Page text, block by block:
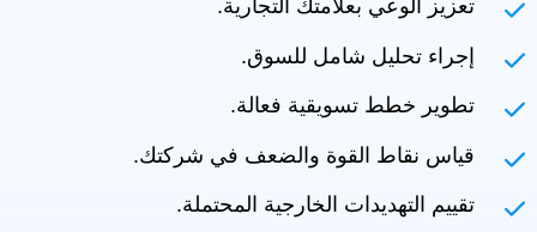
تعزيز الوعي بعلامتك التجارية.
إجراء تحليل شامل للسوق.
تطوير خطط تسويقية فعالة.
قياس نقاط القوة والضعف في شركتك.
تقييم التهديدات الخارجية المحتملة.